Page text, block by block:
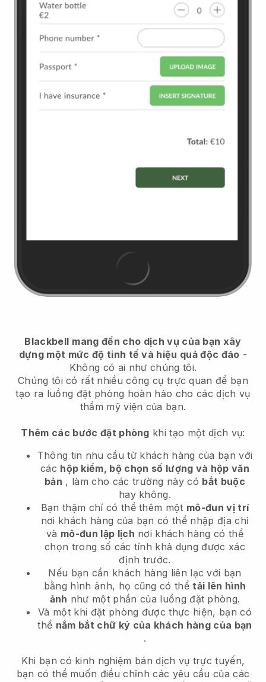
Blackbell mang đến cho dịch vụ của bạn xây
dựng một mức độ tinh tế và hiệu quả độc đáo -
Không có ai như chúng tôi.
Chúng tôi có rất nhiều công cụ trực quan để bạn
tạo ra luồng đặt phòng hoàn hảo cho các dịch vụ
thẩm mỹ viện của bạn.
Thêm các bước đặt phòng khi tạo một dịch vụ:
Thông tin nhu cầu từ khách hàng của bạn với
các hộp kiểm, bộ chọn số lượng và hộp văn
bản , làm cho các trường này có bắt buộc
hay không.
Bạn thậm chí có thể thêm một mô-đun vị trí
nơi khách hàng của bạn có thể nhập địa chỉ
và mô-đun lập lịch nơi khách hàng có thể
chọn trong số các tính khả dụng được xác
định trước.
Nếu bạn cần khách hàng liên lạc với bạn
bằng hình ảnh, họ cũng có thểtải lên hình
ảnh như một phần của luồng đặt phòng.
Và một khi đặt phòng được thực hiện, bạn có
thể nắm bắt chữ ký của khách hàng của bạn
.
Khi bạn có kinh nghiệm bán dịch vụ trực tuyến,
bạn có thể muốn điều chỉnh các yêu cầu của các